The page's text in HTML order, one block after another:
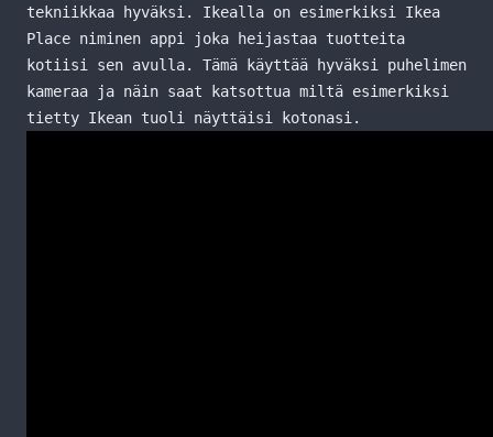
tekniikkaa hyväksi. Ikealla on esimerkiksi Ikea
Place niminen appi joka heijastaa tuotteita
kotiisi sen avulla. Tämä käyttää hyväksi puhelimen
kameraa ja näin saat katsottua miltä esimerkiksi
tietty Ikean tuoli näyttäisi kotonasi.